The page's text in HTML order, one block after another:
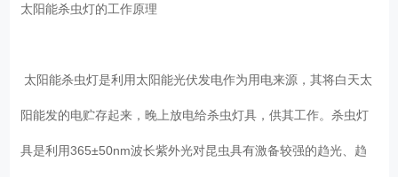
太阳能杀虫灯的工作原理
太阳能杀虫灯是利用太阳能光伏发电作为用电来源，其将白天太
阳能发的电贮存起来，晚上放电给杀虫灯具，供其工作。杀虫灯
具是利用365±50nm波长紫外光对昆虫具有激备较强的趋光、趋